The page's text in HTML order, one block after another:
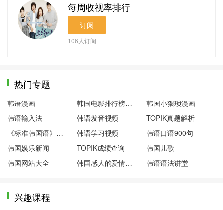
每周收视率排行
订阅
106 人订阅
热门专题
韩语漫画 韩国电影排行榜前十名
韩国小猥琐漫画
韩语输入法
韩语发音视频
TOPIK真题解析
《标准韩国语》第一册
韩语学习视频
韩语口语900句
韩国娱乐新闻
TOPIK成绩查询
韩国儿歌
韩国网站大全
韩国感人的爱情电影 韩语语法讲堂
兴趣课程